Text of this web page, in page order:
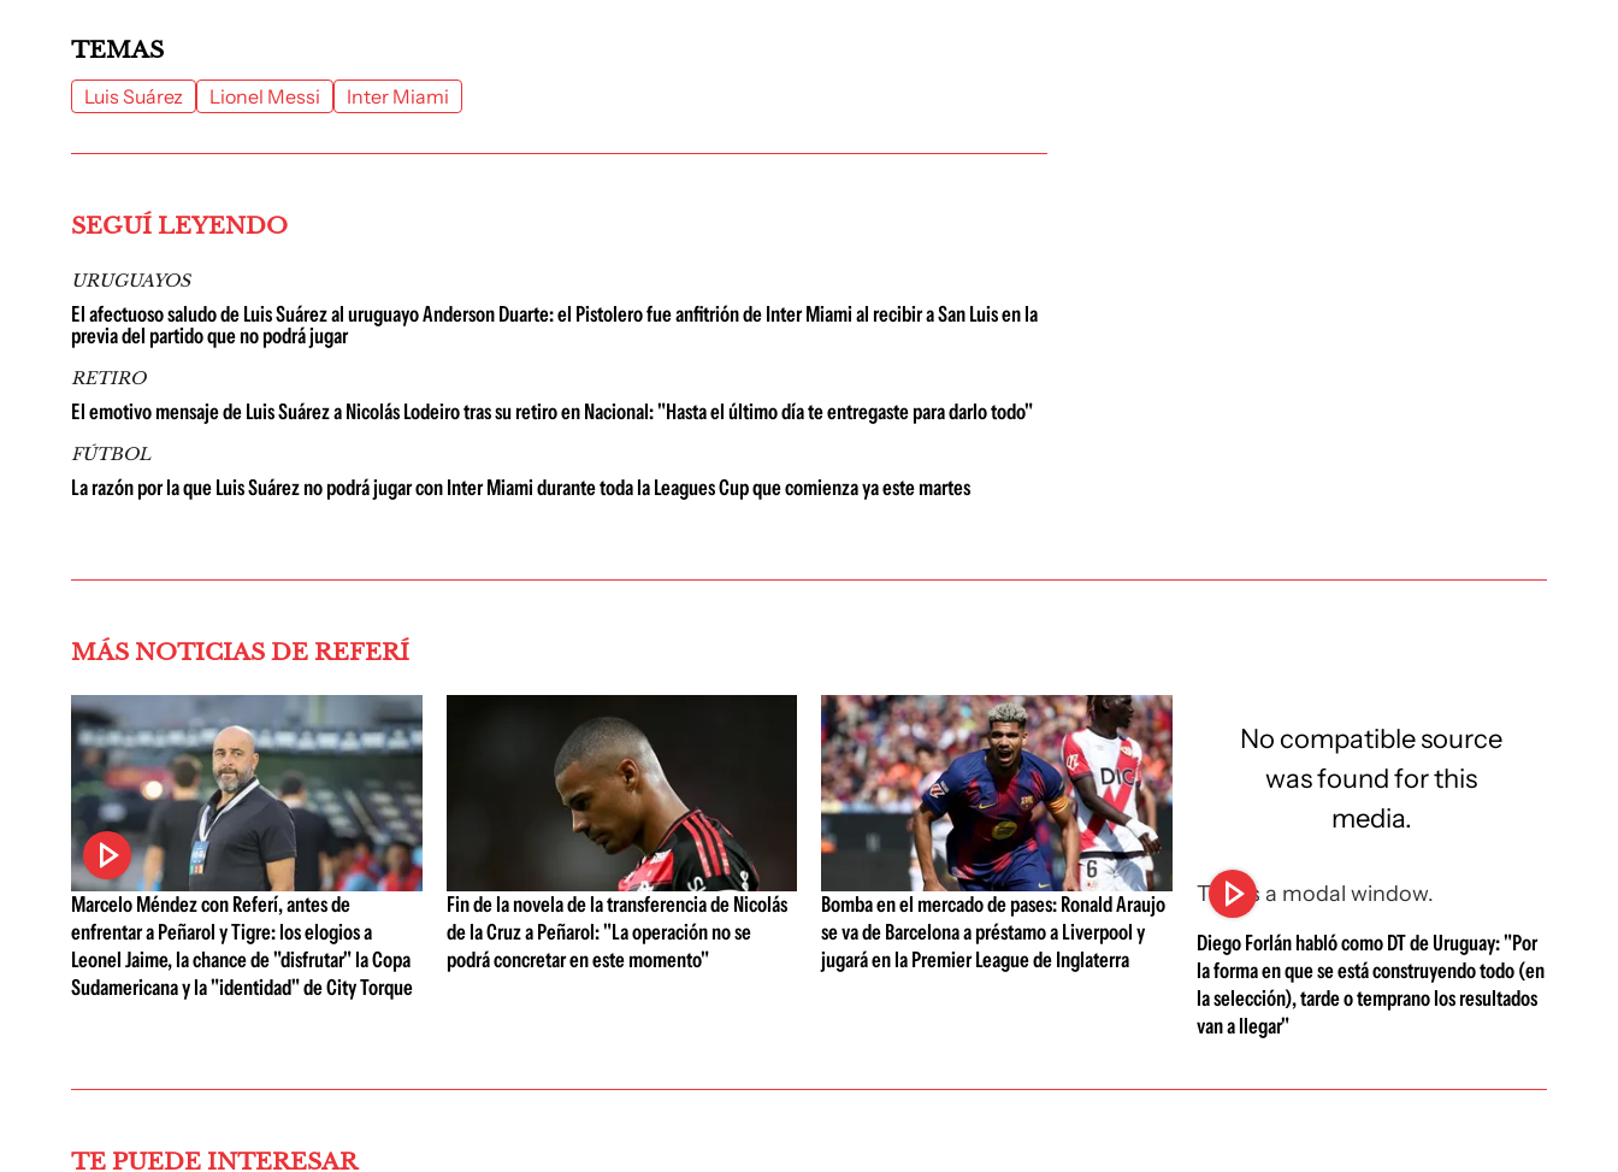
TEMAS
Luis Suárez Lionel Messi Inter Miami
SEGUÍ LEYENDO
URUGUAYOS
El afectuoso saludo de Luis Suárez al uruguayo Anderson Duarte: el Pistolero fue anfitrión de Inter Miami al recibir a San Luis en la
previa del partido que no podrá jugar
RETIRO
El emotivo mensaje de Luis Suárez a Nicolás Lodeiro tras su retiro en Nacional: "Hasta el último día te entregaste para darlo todo"
FÚTBOL
La razón por la que Luis Suárez no podrá jugar con Inter Miami durante toda la Leagues Cup que comienza ya este martes
MÁS NOTICIAS DE REFERÍ
Marcelo Méndez con Referí, antes de
enfrentar a Peñarol y Tigre: los elogios a
Leonel Jaime, la chance de "disfrutar" la Copa
Sudamericana y la "identidad" de City Torque
Fin de la novela de la transferencia de Nicolás
de la Cruz a Peñarol: "La operación no se
podrá concretar en este momento"
Bomba en el mercado de pases: Ronald Araujo
se va de Barcelona a préstamo a Liverpool y
jugará en la Premier League de Inglaterra
This is a modal window.
No compatible source
was found for this
media.
Diego Forlán habló como DT de Uruguay: "Por
la forma en que se está construyendo todo (en
la selección), tarde o temprano los resultados
van a llegar"
TE PUEDE INTERESAR